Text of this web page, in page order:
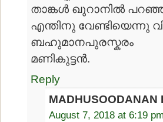
താങ്കള്‍ ഖുറാനില്‍ പറഞ്ഞ
എന്തിനു വേണ്ടിയെന്നു
ബഹുമാനപുരസ്കരം
മണികുട്ടന്‍.
Reply
MADHUSOODANAN
August 7, 2018 at 6:19 pm